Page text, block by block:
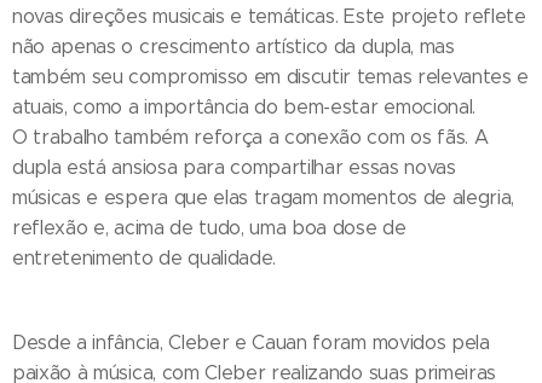
novas direções musicais e temáticas. Este projeto reflete
não apenas o crescimento artístico da dupla, mas
também seu compromisso em discutir temas relevantes e
atuais, como a importância do bem-estar emocional.
O trabalho também reforça a conexão com os fãs. A
dupla está ansiosa para compartilhar essas novas
músicas e espera que elas tragam momentos de alegria,
reflexão e, acima de tudo, uma boa dose de
entretenimento de qualidade.
Desde a infância, Cleber e Cauan foram movidos pela
paixão à música, com Cleber realizando suas primeiras